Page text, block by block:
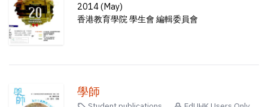
2014 (May)
香港教育學院 學生會 編輯委員會
學師